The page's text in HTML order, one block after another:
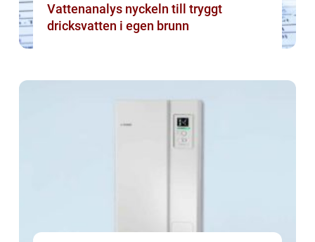
Vattenanalys nyckeln till tryggt
dricksvatten i egen brunn